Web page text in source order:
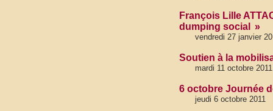
François Lille
dumping social »
vendredi 27 janvier
Soutien à la
mardi 11 octobre
6 octobre Journée
jeudi 6 octobre 2011